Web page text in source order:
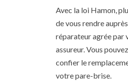
Avec la loi Hamon,
de vous rendre auprès
réparateur agrée par
assureur. Vous
confier le
votre pare-brise.